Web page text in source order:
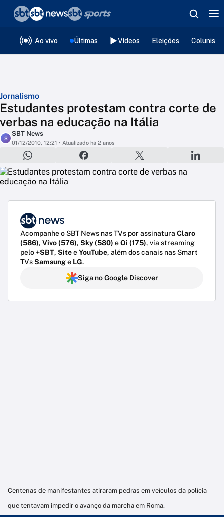
Ao vivo Últimas Vídeos Eleições
Jornalismo
Estudantes protestam contra corte de
verbas na educação na Itália
S
SBT News
01/12/2010, 12:21 • Atualizado há 2 anos
Acompanhe o SBT News nas TVs por assinatura Claro
(586), Vivo (576), Sky (580) eOi (175), via streaming
pelo+SBT, SiteeYouTube, além dos canais nas Smart
TVsSamsunge LG.
Siga no Google Discover
Centenas de manifestantes atiraram pedras em veículos da polícia
que tentavam impedir o avanço da marcha em Roma.
❮voltar
Editorias